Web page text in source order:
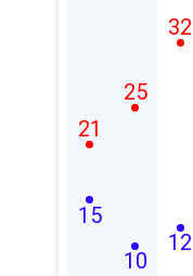
15
21
10
25
12
32